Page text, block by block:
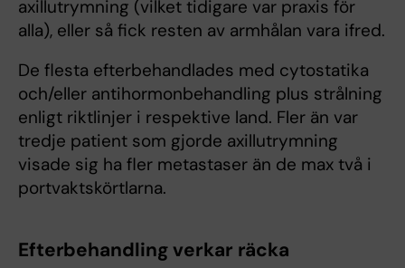
axillutrymning (vilket tidigare var praxis för
alla), eller så fick resten av armhålan vara ifred.
De flesta efterbehandlades med cytostatika
och/eller antihormonbehandling plus strålning
enligt riktlinjer i respektive land. Fler än var
tredje patient som gjorde axillutrymning
visade sig ha fler metastaser än de max två i
portvaktskörtlarna.
Efterbehandling verkar räcka